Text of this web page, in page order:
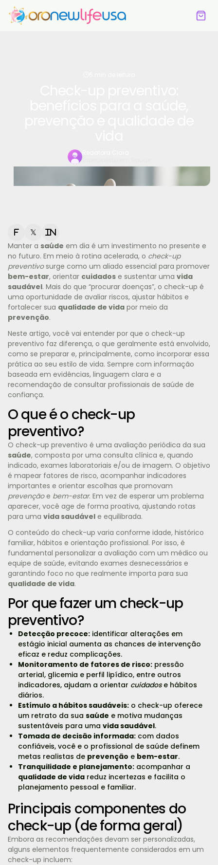
Especialista em Saúde
f 𝕏 in
Manter a saúde em dia é um investimento no presente e
no futuro. Em meio à rotina acelerada, o check-up
preventivosurge como um aliado essencial para promover
bem-estar, orientar cuidados e sustentar uma vida
saudável. Mais do que “procurar doenças”, o check-up é
uma oportunidade de avaliar riscos, ajustar hábitos e
fortalecer sua qualidade de vida por meio da
prevenção.
Neste artigo, você vai entender por que o check-up
preventivo faz diferença, o que geralmente está envolvido,
como se preparar e, principalmente, como incorporar essa
prática ao seu estilo de vida. Sempre com informação
baseada em evidências, linguagem clara e a
recomendação de consultar profissionais de saúde de
confiança.
O que é o check-up
preventivo?
O check-up preventivo é uma avaliação periódica da sua
saúde, composta por uma consulta clínica e, quando
indicado, exames laboratoriais e/ou de imagem. O objetivo
é mapear fatores de risco, acompanhar indicadores
importantes e orientar escolhas que promovam
prevençãoe bem-estar. Em vez de esperar um problema
aparecer, você age de forma proativa, ajustando rotas
para uma vida saudável e equilibrada.
O conteúdo do check-up varia conforme idade, histórico
familiar, hábitos e orientação profissional. Por isso, é
fundamental personalizar a avaliação com um médico ou
equipe de saúde, evitando exames desnecessários e
garantindo foco no que realmente importa para sua
qualidade de vida.
Por que fazer um check-up
preventivo?
Detecção precoce:identificar alterações em
estágio inicial aumenta as chances de intervenção
eficaz e reduz complicações.
Monitoramento de fatores de risco:pressão
arterial, glicemia e perfil lipídico, entre outros
indicadores, ajudam a orientar cuidadose hábitos
diários.
Estímulo a hábitos saudáveis:o check-up oferece
um retrato da sua saúde e motiva mudanças
sustentáveis para uma vida saudável.
Tomada de decisão informada:com dados
confiáveis, você e o profissional de saúde definem
metas realistas de prevenção e bem-estar.
Tranquilidade e planejamento:acompanhar a
qualidade de vidareduz incertezas e facilita o
planejamento pessoal e familiar.
Principais componentes do
check-up (de forma geral)
Embora as recomendações devam ser personalizadas,
alguns elementos frequentemente considerados em um
check-up incluem: